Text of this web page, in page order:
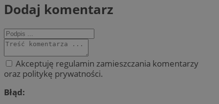
Dodaj komentarz
Akceptuję regulamin zamieszczania komentarzy
oraz politykę prywatności.
Błąd: